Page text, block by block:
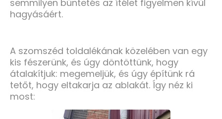
semmilyen büntetés az ítélet figyelmen kívül
hagyásáért.
A szomszéd toldalékának közelében van egy
kis fészerünk, és úgy döntöttünk, hogy
átalakítjuk: megemeljük, és úgy építünk rá
tetőt, hogy eltakarja az ablakát. Így néz ki
most: